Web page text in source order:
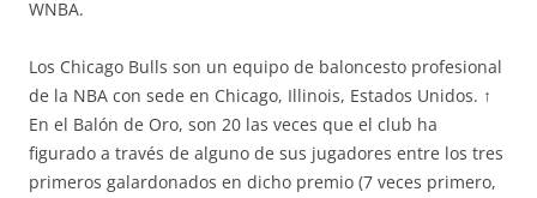
WNBA.
Los Chicago Bulls son un equipo de baloncesto profesional
de la NBA con sede en Chicago, Illinois, Estados Unidos. ↑
En el Balón de Oro, son 20 las veces que el club ha
figurado a través de alguno de sus jugadores entre los tres
primeros galardonados en dicho premio (7 veces primero,